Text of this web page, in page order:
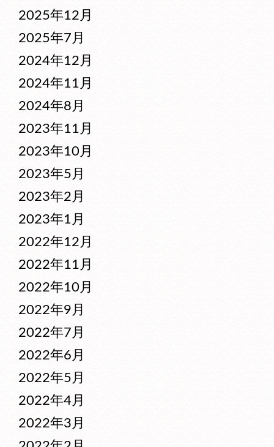
2025年12月
2025年7月
2024年12月
2024年11月
2024年8月
2023年11月
2023年10月
2023年5月
2023年2月
2023年1月
2022年12月
2022年11月
2022年10月
2022年9月
2022年7月
2022年6月
2022年5月
2022年4月
2022年3月